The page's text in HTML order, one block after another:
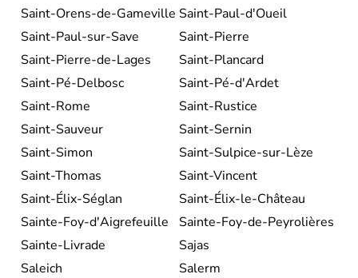
Saint-Orens-de-Gameville Saint-Paul-d'Oueil
Saint-Paul-sur-Save
Saint-Pierre
Saint-Pierre-de-Lages
Saint-Plancard
Saint-Pé-Delbosc
Saint-Pé-d'Ardet
Saint-Rome
Saint-Rustice
Saint-Sauveur
Saint-Sernin
Saint-Simon
Saint-Sulpice-sur-Lèze
Saint-Thomas
Saint-Vincent
Saint-Élix-Séglan
Saint-Élix-le-Château
Sainte-Foy-d'Aigrefeuille
Sainte-Foy-de-Peyrolières
Sainte-Livrade
Sajas
Saleich
Salerm